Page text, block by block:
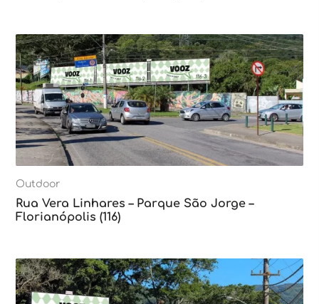
Outdoor
Rua Vera Linhares – Parque São Jorge –
Florianópolis (116)